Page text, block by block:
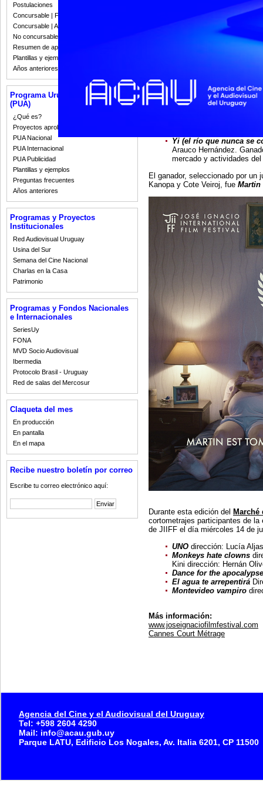
Postulaciones
Concursable | Fallos 2023
Concursable | Actas y Resoluciones
No concursable | Actas y Resoluciones
Resumen de apoyos 2008-2022
Plantillas y ejemplos
Años anteriores
Programa Uruguay Audiovisual
(PUA)
¿Qué es?
Proyectos aprobados
PUA Nacional
PUA Internacional
PUA Publicidad
Plantillas y ejemplos
Preguntas frecuentes
Años anteriores
Programas y Proyectos
Institucionales
Red Audiovisual Uruguay
Usina del Sur
Semana del Cine Nacional
Charlas en la Casa
Patrimonio
Programas y Fondos Nacionales
e Internacionales
SeriesUy
FONA
MVD Socio Audiovisual
Ibermedia
Protocolo Brasil - Uruguay
Red de salas del Mercosur
Claqueta del mes
En producción
En pantalla
En el mapa
Recibe nuestro boletín por correo
Escribe tu correo electrónico aquí:
Esta sección, que organiza
participación de Cortometrajes
integran —a partir de una
catálogo de cortometrajes
En la edición 2021, fueron
Montevideo vampiro
Yi (el río que nunca se
Arauco Hernández.
mercado y actividades
El ganador, seleccionado por un
Kanopa y Cote Veiroj, fue Martin
Durante esta edición del
cortometrajes participantes de la
de JIIFF el día miércoles 14 de
UNO dirección: Lucía
Monkeys hate clowns
Kini dirección: Hernán
Dance for the apocalypse
El agua te arrepentirá
Montevideo vampiro
Más información:
www.joseignaciofilmfestival.com
Cannes Court Métrage
Agencia del Cine y el Audiovisual del Uruguay
Tel: +598 2604 4290
Mail: info@acau.gub.uy
Parque LATU, Edificio Los Nogales, Av. Italia 6201, CP 11500